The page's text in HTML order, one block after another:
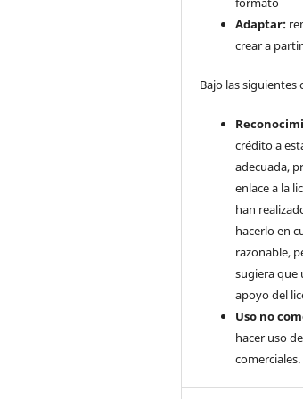
Adaptar:
crear a
Bajo las siguientes
crédito a
adecuada,
enlace a la
han
hacerlo en
razonable,
sugiera que
apoyo del
Uso no
hacer uso
comerciales.